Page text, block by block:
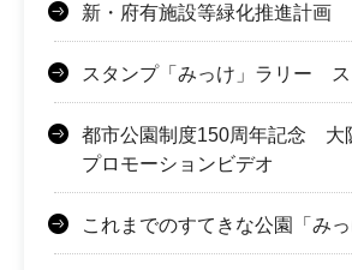
新・府有施設等緑化推進計画
スタンプ「みっけ」ラリー
都市公園制度150周年記念 大
プロモーションビデオ
これまでのすてきな公園「みっ